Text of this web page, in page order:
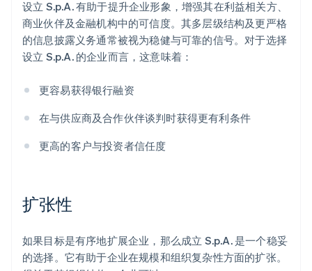
设立 S.p.A. 有助于提升企业形象，增强其在利益相关方、
商业伙伴及金融机构中的可信度。其多层级结构及更严格
的信息披露义务通常被视为稳健与可靠的信号。对于选择
设立 S.p.A. 的企业而言，这意味着：
更容易获得银行融资
在与供应商及合作伙伴谈判时获得更有利条件
更高的客户与投资者信任度
扩张性
如果目标是有序地扩展企业，那么成立 S.p.A. 是一个稳妥
的选择。它有助于企业在规模和组织复杂性方面的扩张。